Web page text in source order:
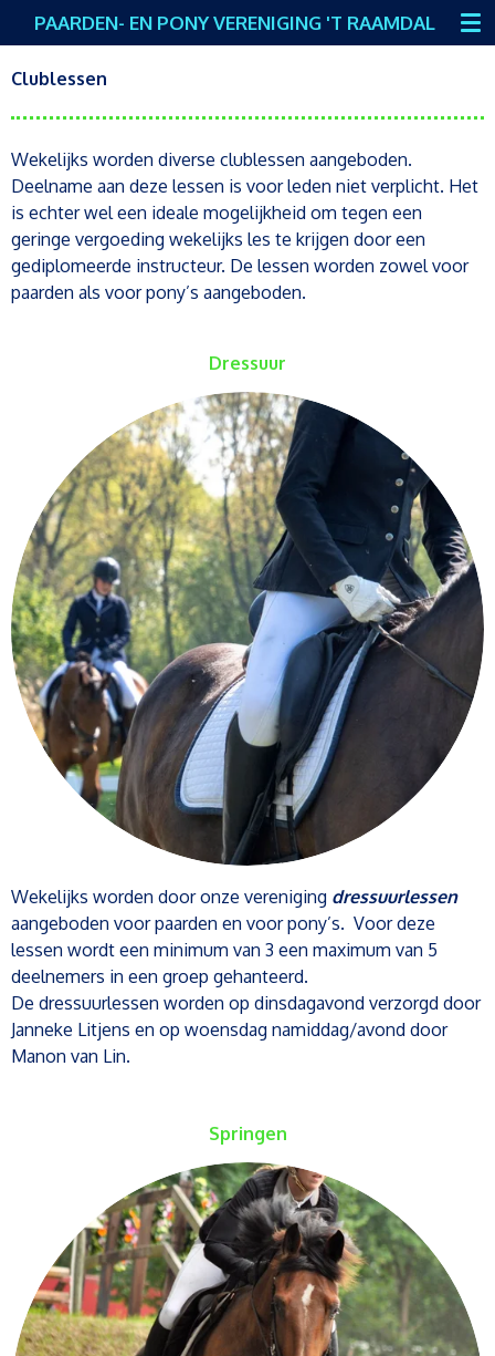
direct
naar
PAARDEN- EN PONY VERENIGING 'T RAAMDAL
Clublessen
Wekelijks worden diverse clublessen aangeboden.
Deelname aan deze lessen is voor leden niet verplicht. Het
is echter wel een ideale mogelijkheid om tegen een
geringe vergoeding wekelijks les te krijgen door een
gediplomeerde instructeur. De lessen worden zowel voor
paarden als voor pony’s aangeboden.
Dressuur
Wekelijks worden door onze vereniging dressuurlessen
aangeboden voor paarden en voor pony’s. Voor deze
lessen wordt een minimum van 3 een maximum van 5
deelnemers in een groep gehanteerd.
De dressuurlessen worden op dinsdagavond verzorgd door
Janneke Litjens en op woensdag namiddag/avond door
Manon van Lin.
Springen